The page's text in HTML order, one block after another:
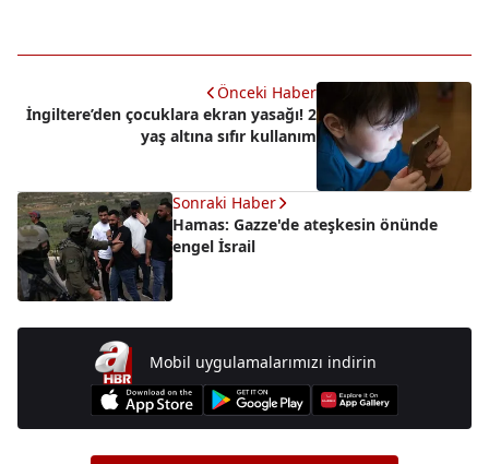
Önceki Haber
İngiltere’den çocuklara ekran yasağı! 2
yaş altına sıfır kullanım
Sonraki Haber
Hamas: Gazze'de ateşkesin önünde
engel İsrail
Mobil uygulamalarımızı indirin